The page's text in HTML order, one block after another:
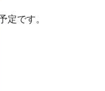
定です。